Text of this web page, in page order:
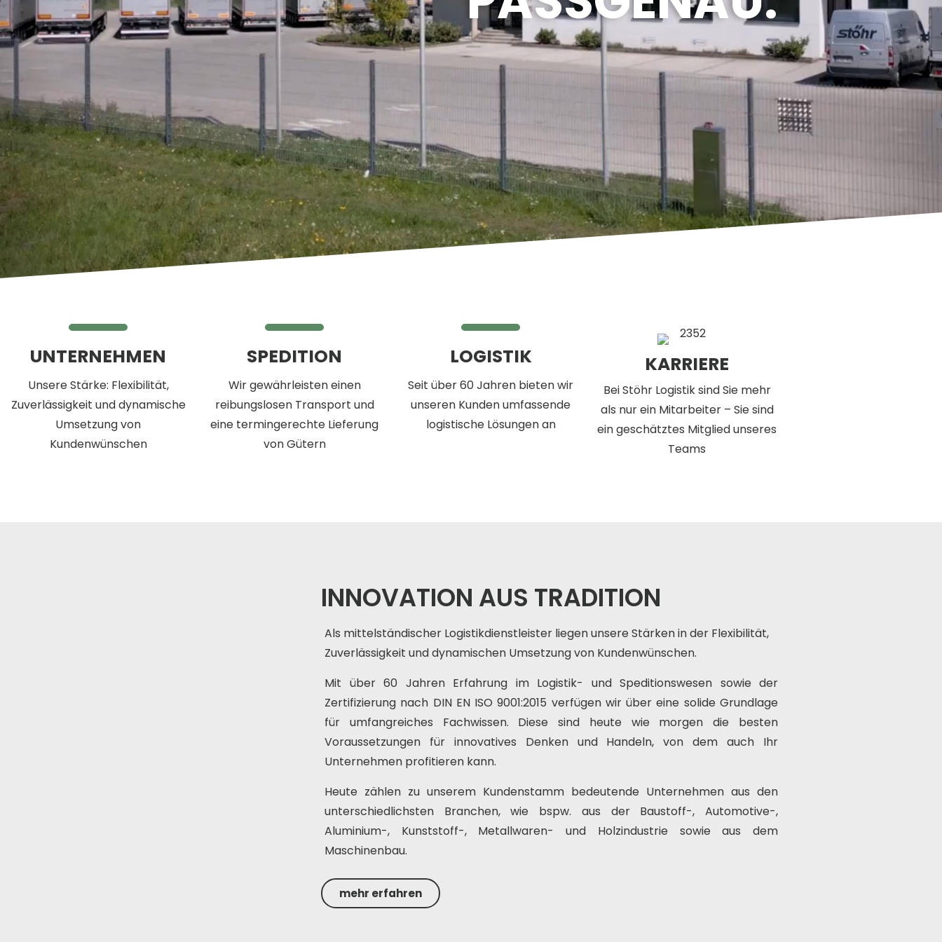
UNTERNEHMEN
Unsere Stärke: Flexibilität,
Zuverlässigkeit und dynamische
Umsetzung von
Kundenwünschen
SPEDITION
Wir gewährleisten einen
reibungslosen Transport und
eine termingerechte Lieferung
von Gütern
LOGISTIK
Seit über 60 Jahren bieten wir
unseren Kunden umfassende
logistische Lösungen an
KARRIERE
Bei Stöhr Logistik sind Sie mehr
als nur ein Mitarbeiter – Sie sind
ein geschätztes Mitglied unseres
Teams
INNOVATION AUS TRADITION
Als mittelständischer Logistikdienstleister liegen unsere Stärken in der Flexibilität,
Zuverlässigkeit und dynamischen Umsetzung von Kundenwünschen.
Mit über 60 Jahren Erfahrung im Logistik- und Speditionswesen sowie der
Zertifizierung nach DIN EN ISO 9001:2015 verfügen wir über eine solide Grundlage
für umfangreiches Fachwissen. Diese sind heute wie morgen die besten
Voraussetzungen für innovatives Denken und Handeln, von dem auch Ihr
Unternehmen profitieren kann.
Heute zählen zu unserem Kundenstamm bedeutende Unternehmen aus den
unterschiedlichsten Branchen, wie bspw. aus der Baustoff-, Automotive-,
Aluminium-, Kunststoff-, Metallwaren- und Holzindustrie sowie aus dem
Maschinenbau.
mehr erfahren